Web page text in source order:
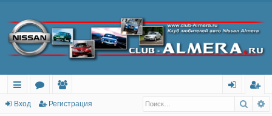
с
о
ол
ег
Вход Регистрация